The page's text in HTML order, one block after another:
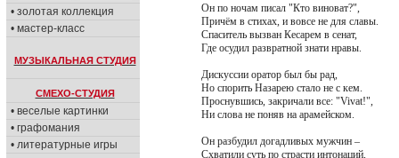
• золотая коллекция
• мастер-класс
МУЗЫКАЛЬНАЯ СТУДИЯ
СМЕХО-СТУДИЯ
• веселые картинки
• графомания
• литературные игры
Он по ночам писал "Кто виноват?",
Причём в стихах, и вовсе не для славы.
Спаситель вызван Кесарем в сенат,
Где осудил развратной знати нравы.
Дискуссии оратор был бы рад,
Но спорить Назарею стало не с кем.
Проснувшись, закричали все: "Vivat!",
Ни слова не поняв на арамейском.
Он разбудил догадливых мужчин –
Схватили суть по страсти интонаций,